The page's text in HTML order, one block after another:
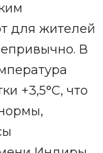
для жителей
В
+3,5°С, что